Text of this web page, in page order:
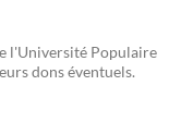
l'Université Populaire
dons éventuels.